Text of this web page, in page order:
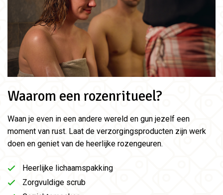
Waarom een rozenritueel?
Waan je even in een andere wereld en gun jezelf een
moment van rust. Laat de verzorgingsproducten zijn werk
doen en geniet van de heerlijke rozengeuren.
Heerlijke lichaamspakking
Zorgvuldige scrub